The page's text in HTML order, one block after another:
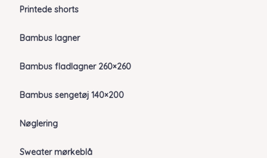
Printede shorts
Bambus lagner
Bambus fladlagner 260×260
Bambus sengetøj 140×200
Nøglering
Sweater mørkeblå